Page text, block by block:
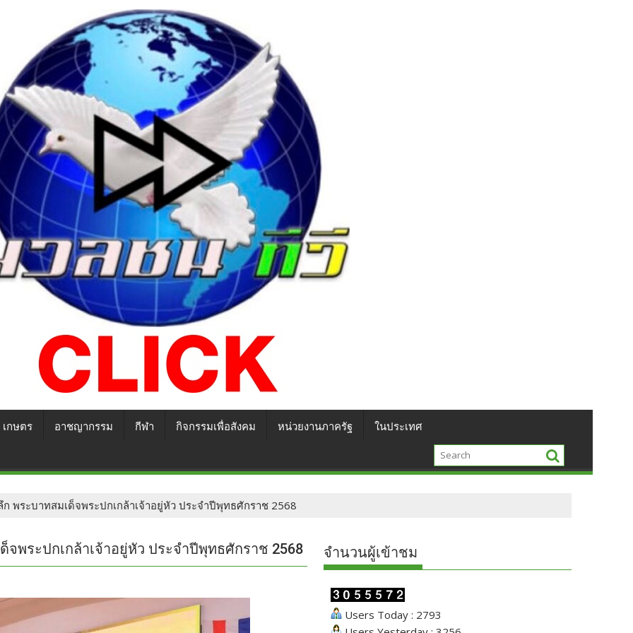
เกษตร อาชญากรรม กีฬา กิจกรรมเพื่อสังคม หน่วยงานภาครัฐ ในประเทศ
พระบาทสมเด็จพระปกเกล้าเจ้าอยู่หัว ประจำปีพุทธศักราช 2568
พระปกเกล้าเจ้าอยู่หัว ประจำปีพุทธศักราช 2568 จำนวนผู้เข้าชม
Users Today : 2793